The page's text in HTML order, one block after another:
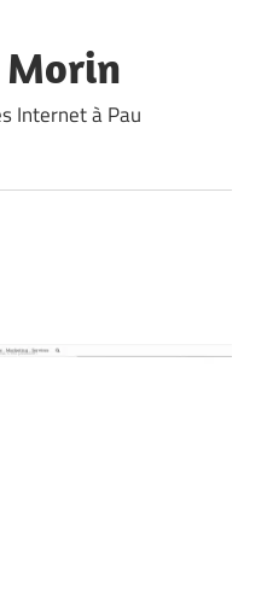
Morin
Internet à Pau